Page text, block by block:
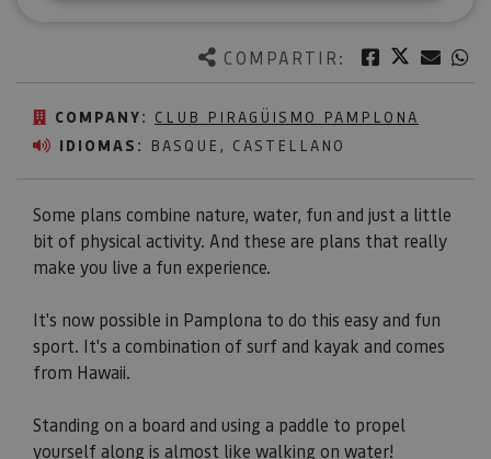
COMPARTIR: Facebook
Twitter
COMPANY: CLUB PIRAGÜISMO PAMPLONA
IDIOMAS: BASQUE, CASTELLANO
Some plans combine nature, water, fun and just a little
bit of physical activity. And these are plans that really
make you live a fun experience.
It's now possible in Pamplona to do this easy and fun
sport. It's a combination of surf and kayak and comes
from Hawaii.
Standing on a board and using a paddle to propel
yourself along is almost like walking on water!